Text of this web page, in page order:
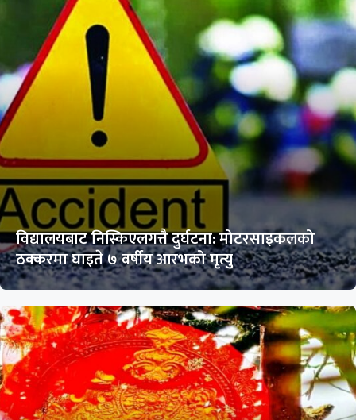
विद्यालयबाट निस्किएलगत्तै दुर्घटना: मोटरसाइकलको
ठक्करमा घाइते ७ वर्षीय आरभको मृत्यु